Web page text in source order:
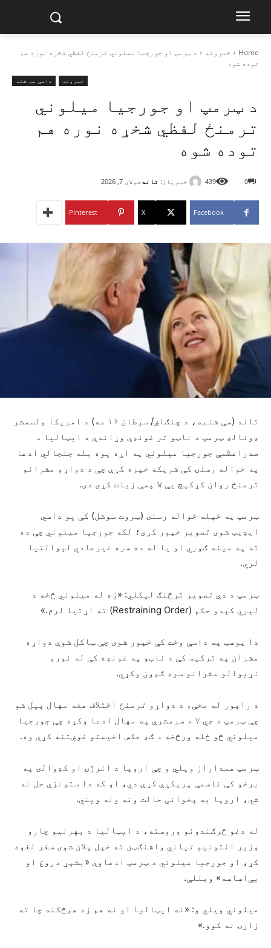
Home خبرونه
د ټرمپ او جورجیا میلوني ترمنځ لفظي شخړه نوره هم
توده شوه
خبرونه داسې هم شته
د ټرمپ او جورجیا میلوني
ترمنځ لفظي شخړه نوره هم
توده شوه
خبریال: تاند جولای 7, 2026 0
439
Facebook
X
Pinterest
تاند (سې شنبه، د چنګاښ/ سرطان ۱۶ مه) د امریکا ولسمشر
ډونالډ ټرمپ د ناټو تر غونډې وړاندې د ایټالیا د
صدراعظمې جورجیا میلوني په اړه یوه بله جنجالي ادعا
په خواله رسنۍ کې شریکه خپره کړې چې د دواړو مشرانو
ترمنځ روان کړکېچ یې لا پسې زیات کړی دی.
ټرمپ په خپله خواله رسنۍ (ټروت سوشل) کې یو داسي
ایډیټ شوی تصویر خپور کړی؛ لکه جورجیا میلوني چې ده
ته په مینه ګوري او یا له ده سره غیرعادي لېوالتیا
لري.
ټرمپ د دې تصویر ترڅنګ لیکلي: «زه له میلوني څخه د
لېري کېدو حکم (Restraining Order) ته اړتیا لرم.»
دا پوسټ په داسې وخت کې خپور شوی چې ټاکل شوې دواړه
مشران په ترکیه کې د ناټو په غونډه کې له نورو
نړیوالو مشرانو سره ګډون وکړي.
د راپور له مخې، د دواړو ترمنځ اختلاف هغه مهال پیل شو
چې ټرمپ د جي ۷ د سرمشرې په مهال ادعا وکړه چې جورجیا
میلوني څو ځله ورڅخه د ګډ عکس اخیستو غوښتنه کړې وه.
ټرمپ همداراز ویلي و چې اروپا د انرژۍ او کډوالۍ په
برخو کې ناسمې پرېکړې کړې دي، او که دا ستونزې حل نه
شي، اروپا به پخوانی حالت ونه ونه ویني.
له دغو څرګندونو وروسته، د ایټالیا د بهرنیو چارو
وزیر انتونیو تیاني واشنګټن ته خپل پلان شوی سفر لغوه
کړ، او جورجیا میلوني د ټرمپ ادعاوې «بشپړ دروغ او
بې‌اساسه» وبللې.
میلوني ویلي و: «نه ایټالیا او نه هم زه هېڅکله چا ته
زارۍ نه کوو.»